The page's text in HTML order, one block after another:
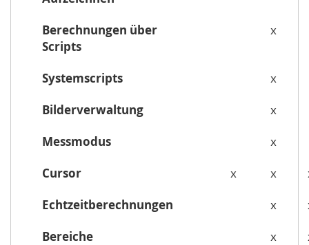
Berechnungen über
Scripts
x
Systemscripts
x
Bilderverwaltung
x
Messmodus
x
Cursor
x x
Echtzeitberechnungen
x
Bereiche
x